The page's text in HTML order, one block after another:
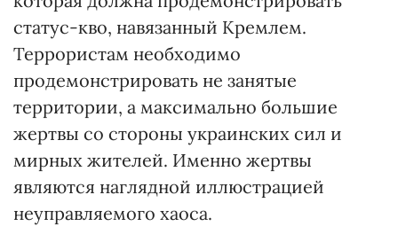
статус-кво, навязанный Кремлем.
Террористам необходимо
продемонстрировать не занятые
территории, а максимально большие
жертвы со стороны украинских сил и
мирных жителей. Именно жертвы
являются наглядной иллюстрацией
неуправляемого хаоса.